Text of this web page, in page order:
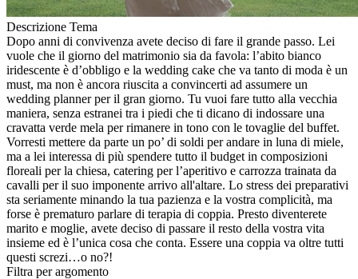
Descrizione Tema
Dopo anni di convivenza avete deciso di fare il grande passo. Lei
vuole che il giorno del matrimonio sia da favola: l’abito bianco
iridescente è d’obbligo e la wedding cake che va tanto di moda è un
must, ma non è ancora riuscita a convincerti ad assumere un
wedding planner per il gran giorno. Tu vuoi fare tutto alla vecchia
maniera, senza estranei tra i piedi che ti dicano di indossare una
cravatta verde mela per rimanere in tono con le tovaglie del buffet.
Vorresti mettere da parte un po’ di soldi per andare in luna di miele,
ma a lei interessa di più spendere tutto il budget in composizioni
floreali per la chiesa, catering per l’aperitivo e carrozza trainata da
cavalli per il suo imponente arrivo all'altare. Lo stress dei preparativi
sta seriamente minando la tua pazienza e la vostra complicità, ma
forse è prematuro parlare di terapia di coppia. Presto diventerete
marito e moglie, avete deciso di passare il resto della vostra vita
insieme ed è l’unica cosa che conta. Essere una coppia va oltre tutti
questi screzi…o no?!
Filtra per argomento